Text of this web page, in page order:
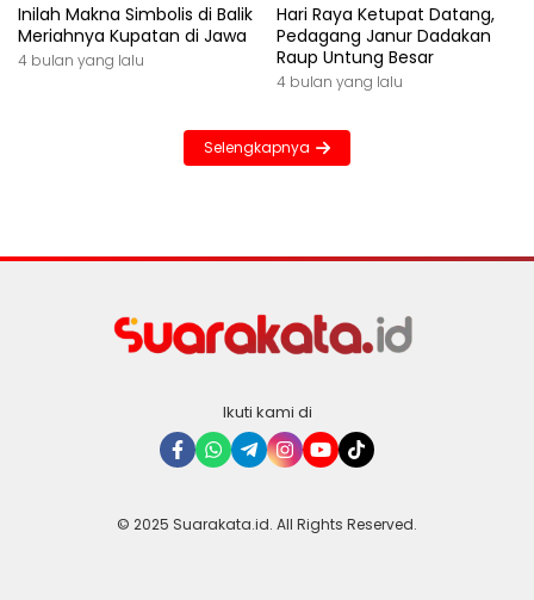
Inilah Makna Simbolis di Balik
Meriahnya Kupatan di Jawa
4 bulan yang lalu
Hari Raya Ketupat Datang,
Pedagang Janur Dadakan
Raup Untung Besar
4 bulan yang lalu
Selengkapnya
Ikuti kami di
© 2025 Suarakata.id. All Rights Reserved.